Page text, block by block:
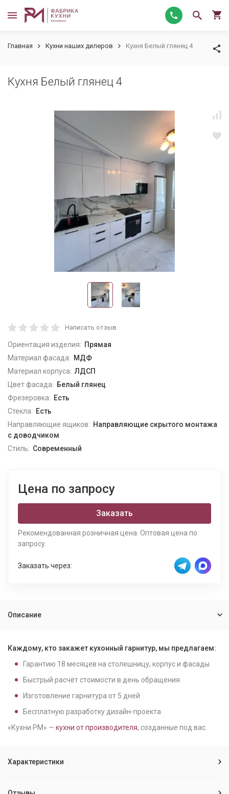
Главная Кухни наших дилеров Кухня Белый глянец 4
Кухня Белый глянец 4
Написать отзыв
Ориентация изделия: Прямая
Материал фасада: МДФ
Материал корпуса: ЛДСП
Цвет фасада:
Белый глянец
Фрезеровка: Есть
Стекла: Есть
Направляющие ящиков: Направляющие скрытого монтажа
с доводчиком
Стиль: Современный
Цена по запросу
Заказать
Рекомендованная розничная цена. Оптовая цена по
запросу.
Заказать через:
Описание
Каждому, кто закажет кухонный гарнитур, мы предлагаем:
Гарантию 18 месяцев на столешницу, корпус и фасады
Быстрый расчёт стоимости в день обращения
Изготовление гарнитура от 5 дней
Бесплатную разработку дизайн-проекта
«Кухни РМ» — кухни от производителя, созданные под вас.
Характеристики